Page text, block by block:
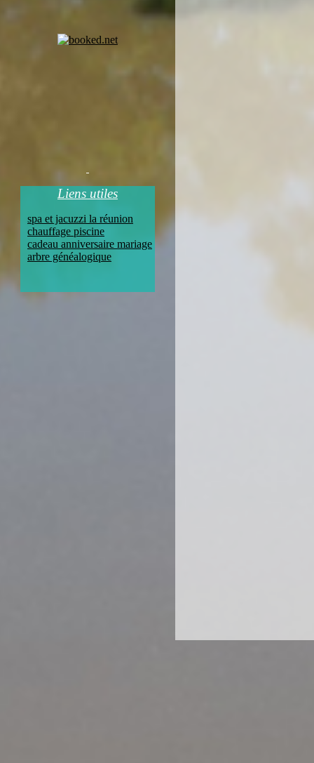
Liens utiles
spa et jacuzzi la réunion
chauffage piscine
cadeau anniversaire mariage
arbre généalogique